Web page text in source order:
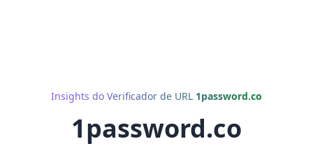
Insights do Verificador de URL 1password.co
1password.co